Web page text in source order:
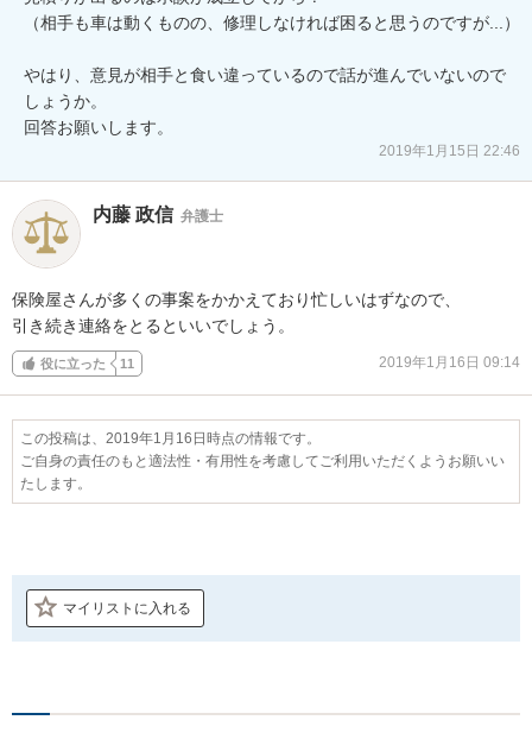
（相手も車は動くものの、修理しなければ困ると思うのですが...）
やはり、意見が相手と食い違っているので話が進んでいないので
しょうか。
回答お願いします。
2019年1月15日 22:46
内藤 政信 弁護士
保険屋さんが多くの事案をかかえており忙しいはずなので、
引き続き連絡をとるといいでしょう。
役に立った 11 2019年1月16日 09:14
この投稿は、2019年1月16日時点の情報です。
ご自身の責任のもと適法性・有用性を考慮してご利用いただくようお願いい
たします。
マイリストに入れる